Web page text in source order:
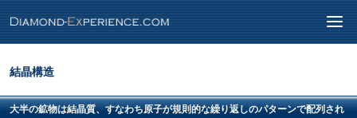
結晶構造
大半の鉱物は結晶質、すなわち原子が規則的な繰り返しのパターンで配列され